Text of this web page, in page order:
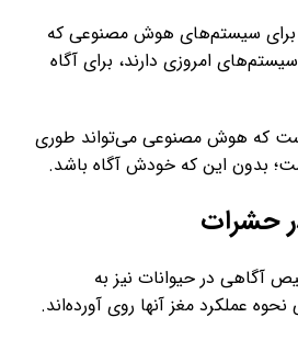
برای سیستم‌های هوش مصنوعی که
امروزی دارند، برای آگاه
که هوش مصنوعی می‌تواند طوری
بدون این که خودش آگاه باشد.
حشرات
آگاهی در حیوانات نیز به
عملکرد مغز آنها روی آورده‌اند.